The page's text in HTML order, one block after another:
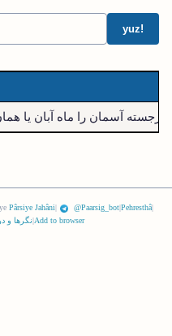
yuz!
Pârsiye Jahâni| @Paarsig_bot|Pehresthâ|
نگرها و Add to browser